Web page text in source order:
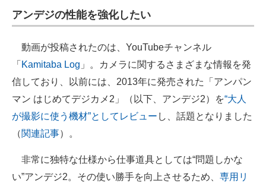
ちょっと気になるネットの話題
アンデジの性能を強化したい
動画が投稿されたのは、YouTubeチャンネル
「 Kamitaba Log 」。カメラに関するさまざまな情報を発
信しており、以前には、2013年に発売された「アンパン
マン はじめてデジカメ2」（以下、アンデジ2）を“大人
が撮影に使う機材”としてレビュー し、話題となりました
（関連記事）。
非常に独特な仕様から仕事道具としては“問題しかな
い”アンデジ2。その使い勝手を向上させるため、 専用リ